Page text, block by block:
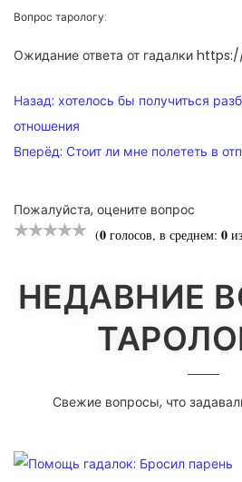
Вопрос тарологу:
Ожидание ответа от гадалки
НАВИГАЦИЯ
ПО
ЗАПИСЯМ
Назад: хотелось бы получиться
отношения
Вперёд: Стоит ли мне полететь в
Пожалуйста, оцените вопрос
(0 голосов, в среднем: 0
НЕДАВНИЕ
Свежие вопросы, что